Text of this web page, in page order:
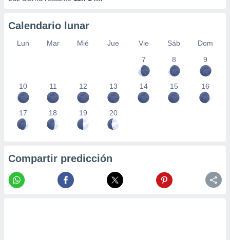
Calendario lunar
Lun Mar Mié Jue Vie Sáb
Dom
7
8 9
10 11 12 13 14 15 16
17 18 19 20
Compartir predicción